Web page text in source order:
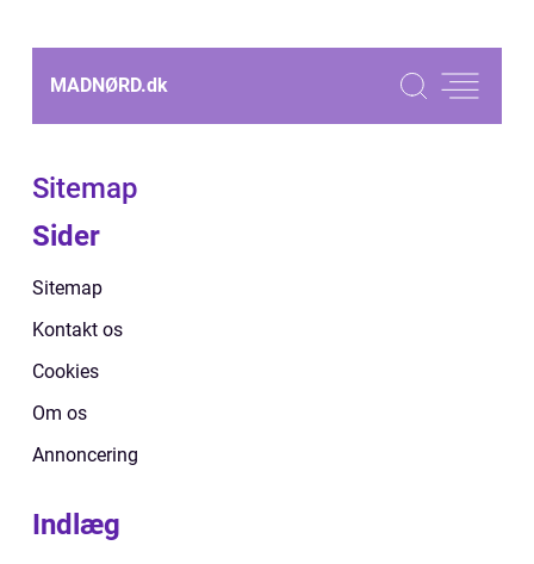
MADNØRD.dk
Sitemap
Sider
Sitemap
Kontakt os
Cookies
Om os
Annoncering
Indlæg